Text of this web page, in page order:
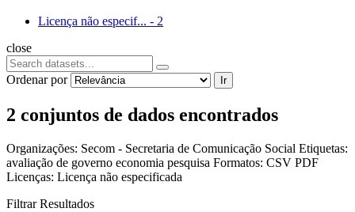
Licença não especif... - 2
close
Ordenar por Ir
2 conjuntos de dados encontrados
Organizações: Secom - Secretaria de Comunicação Social Etiquetas:
avaliação de governo economia pesquisa Formatos: CSV PDF
Licenças: Licença não especificada
Filtrar Resultados